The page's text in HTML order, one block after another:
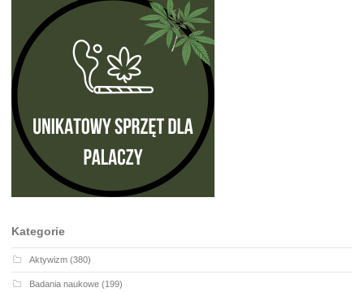
Kategorie
Aktywizm (380)
Badania naukowe (199)